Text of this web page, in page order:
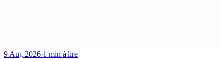
9 Aug 2026·1 min à lire